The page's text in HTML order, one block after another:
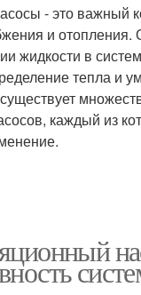
- это важный
и отопления.
жидкости в
тепла и
каждый из